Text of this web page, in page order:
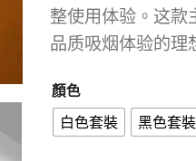
整使用体验。这款
品质吸烟体验的理
顏色
白色套裝 黑色套裝